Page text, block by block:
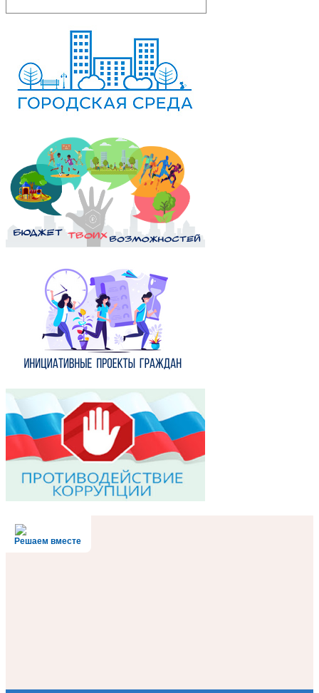
Решаем вместе